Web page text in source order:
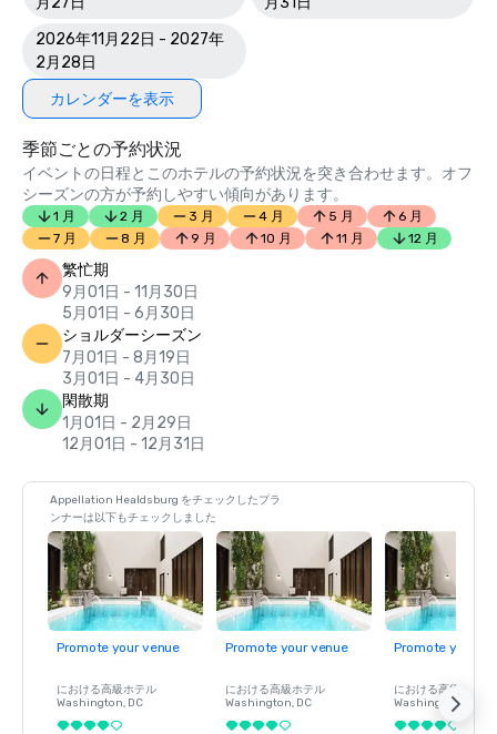
2026年11月22日 - 2027年
2月28日
カレンダーを表示
季節ごとの予約状況
イベントの日程とこのホテルの予約状況を突き合わせます。オフ
シーズンの方が予約しやすい傾向があります。
1 月 2 月 3 月 4 月 5 月
6 月
7 月
8 月 9 月 10 月 11 月 12 月
繁忙期
9月01日 - 11月30日
5月01日 - 6月30日
ショルダーシーズン
7月01日 - 8月19日
3月01日 - 4月30日
閑散期
1月01日 - 2月29日
12月01日 - 12月31日
Appellation Healdsburg をチェックしたプラ
ンナーは以下もチェックしました
Promote your venue
における高級ホテル
Washington, DC
Promote your venue
における高級ホテル
Washington, DC
Promote your
における高級ホテル
Washington